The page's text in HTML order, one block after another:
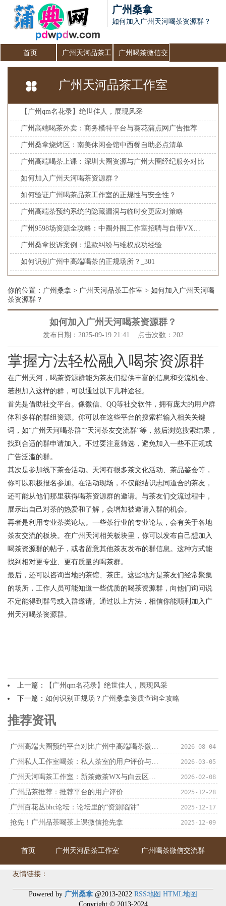
广州桑拿
如何加入广州天河喝茶资源群？
首页 广州天河品茶工 广州喝茶微信交
广州天河品茶工作室
【广州qm名花录】绝世佳人，展现风采
广州高端喝茶外卖：商务模特平台与葵花蒲点网广告推荐
广州桑拿烧烤区：南美休闲会馆中西餐自助必点清单
广州高端喝茶上课：深圳大圈资源与广州大圈经纪服务对比
如何加入广州天河喝茶资源群？
如何验证广州喝茶品茶工作室的正规性与安全性？
广州高端茶预约系统的隐藏漏洞与临时变更应对策略
广州9598场资源全攻略：中圈外围工作室招聘与自带VX品茶渠道解析
广州桑拿投诉案例：退款纠纷与维权成功经验
如何识别广州中高端喝茶的正规场所？_301
你的位置： 广州桑拿 > 广州天河品茶工作室 > 如何加入广州天河喝
茶资源群？
如何加入广州天河喝茶资源群？
发布日期：2025-09-19 21:41 点击次数：202
掌握方法轻松融入喝茶资源群
在广州天河，喝茶资源群能为茶友们提供丰富的信息和交流机会。
若想加入这样的群，可以通过以下几种途径。
首先是借助社交平台。像微信、QQ等社交软件，拥有庞大的用户群
体和多样的群组资源。你可以在这些平台的搜索栏输入相关关键
词，如“广州天河喝茶群”“天河茶友交流群”等，然后浏览搜索结果，
找到合适的群申请加入。不过要注意筛选，避免加入一些不正规或
广告泛滥的群。
其次是参加线下茶会活动。天河有很多茶文化活动、茶品鉴会等，
你可以积极报名参加。在活动现场，不仅能结识志同道合的茶友，
还可能从他们那里获得喝茶资源群的邀请。与茶友们交流过程中，
展示出自己对茶的热爱和了解，会增加被邀请入群的机会。
再者是利用专业茶类论坛。一些茶行业的专业论坛，会有关于各地
茶友交流的板块。在广州天河相关板块里，你可以发布自己想加入
喝茶资源群的帖子，或者留意其他茶友发布的群信息。这种方式能
找到相对更专业、更有质量的喝茶群。
最后，还可以咨询当地的茶馆、茶庄。这些地方是茶友们经常聚集
的场所，工作人员可能知道一些优质的喝茶资源群，向他们询问说
不定能得到群号或入群邀请。通过以上方法，相信你能顺利加入广
州天河喝茶资源群。
上一篇：
【广州qm名花录】绝世佳人，展现风采
下一篇： 如何识别正规场？广州桑拿资质查询全攻略
推荐资讯
广州高端大圈预约平台对比广州中高端喝茶微信VX：平台预约优化_146 2026-08-04
广州私人工作室喝茶：私人茶室的用户评价与体验分享 2026-03-05
广州天河喝茶工作室：新茶嫩茶WX与白云区品茶论坛官网对接 2026-02-08
‌广州品茶推荐‌：推荐平台的用户评价 2025-12-28
广州百花丛bhc论坛：论坛里的“资源陷阱” 2025-12-17
抢先！广州品茶喝茶上课微信抢先拿 2025-12-09
首页 广州天河品茶工作室 广州喝茶微信交流群
友情链接：
Powered by 广州桑拿 @2013-2022 RSS地图 HTML地图
Copyright © 2013-2024